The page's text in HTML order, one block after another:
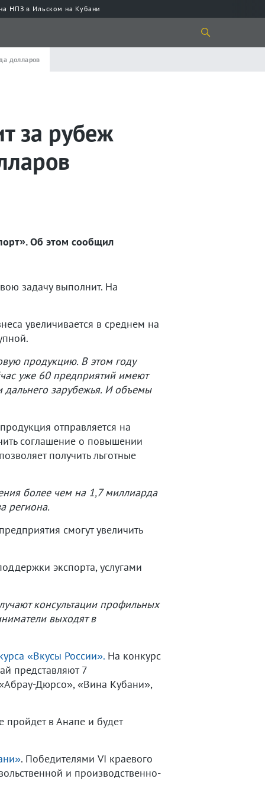
НПЗ в Ильском на Кубани
долларов
за рубеж
Об этом сообщил
задачу выполнит. На
увеличивается в среднем на
продукцию. В этом году
уже 60 предприятий имеют
зарубежья. И объемы
отправляется на
соглашение о повышении
получить льготные
более чем на 1,7 миллиарда
региона.
смогут увеличить
экспорта, услугами
консультации профильных
выходят в
«Вкусы России». На конкурс
представляют 7
Дюрсо», «Вина Кубани»,
пройдет в Анапе и будет
. Победителями VI краевого
и производственно-